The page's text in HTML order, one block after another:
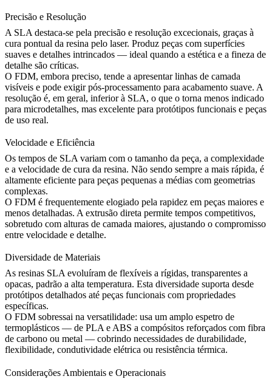
Precisão e Resolução
A SLA destaca-se pela precisão e resolução excecionais, graças à
cura pontual da resina pelo laser. Produz peças com superfícies
suaves e detalhes intrincados — ideal quando a estética e a fineza de
detalhe são críticas.
O FDM, embora preciso, tende a apresentar linhas de camada
visíveis e pode exigir pós-processamento para acabamento suave. A
resolução é, em geral, inferior à SLA, o que o torna menos indicado
para microdetalhes, mas excelente para protótipos funcionais e peças
de uso real.
Velocidade e Eficiência
Os tempos de SLA variam com o tamanho da peça, a complexidade
e a velocidade de cura da resina. Não sendo sempre a mais rápida, é
altamente eficiente para peças pequenas a médias com geometrias
complexas.
O FDM é frequentemente elogiado pela rapidez em peças maiores e
menos detalhadas. A extrusão direta permite tempos competitivos,
sobretudo com alturas de camada maiores, ajustando o compromisso
entre velocidade e detalhe.
Diversidade de Materiais
As resinas SLA evoluíram de flexíveis a rígidas, transparentes a
opacas, padrão a alta temperatura. Esta diversidade suporta desde
protótipos detalhados até peças funcionais com propriedades
específicas.
O FDM sobressai na versatilidade: usa um amplo espetro de
termoplásticos — de PLA e ABS a compósitos reforçados com fibra
de carbono ou metal — cobrindo necessidades de durabilidade,
flexibilidade, condutividade elétrica ou resistência térmica.
Considerações Ambientais e Operacionais